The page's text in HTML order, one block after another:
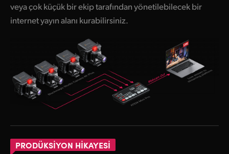
veya çok küçük bir ekip tarafından yönetilebilecek bir
internet yayın alanı kurabilirsiniz.
PRODÜKSİYON HİKAYESİ